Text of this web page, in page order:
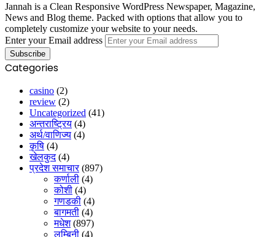
Jannah is a Clean Responsive WordPress Newspaper, Magazine,
News and Blog theme. Packed with options that allow you to
completely customize your website to your needs.
Enter your Email address
Categories
casino (2)
review (2)
Uncategorized (41)
अन्तराष्ट्रिय (4)
अर्थ/वाणिज्य (4)
कृषि (4)
खेलकुद(4)
प्रदेश समाचार(897)
कर्णाली (4)
कोशी (4)
गणडकी (4)
बागमती (4)
मधेश(897)
लुम्बिनी (4)